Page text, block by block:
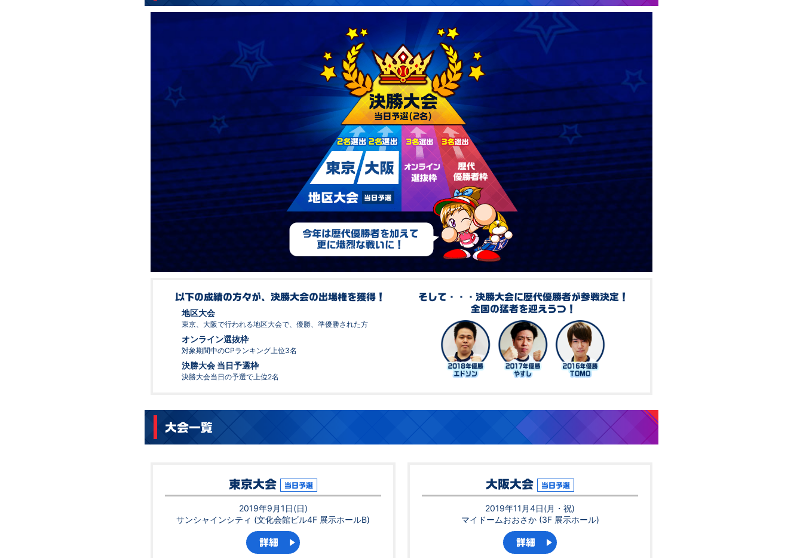
以下の成績の方々が、決勝大会の出場権を獲得！
地区大会
東京、大阪で行われる地区大会で、優勝、準優勝された方
オンライン選抜枠
対象期間中のCPランキング上位3名
決勝大会 当日予選枠
決勝大会当日の予選で上位2名
そして・・・決勝大会に歴代優勝者が参戦決定！
全国の猛者を迎えうつ！
大会一覧
東京大会 当日予選
2019年9月1日(日)
サンシャインシティ (文化会館ビル4F 展示ホールB)
詳細
大阪大会 当日予選
2019年11月4日(月・祝)
マイドームおおさか (3F 展示ホール)
詳細